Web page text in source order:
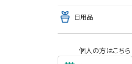
日用品
個人の方はこちら